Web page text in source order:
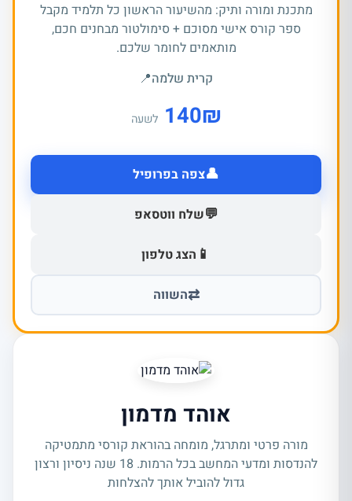
מתכנת ומורה ותיק: מהשיעור הראשון כל תלמיד מקבל
ספר קורס אישי מסוכם + סימולטור מבחנים חכם,
מותאמים לחומר שלכם.
קרית שלמה📍
₪
140 לשעה
👤צפה בפרופיל
💬שלח ווטסאפ
📱 הצג טלפון
⇄השווה
אוהד מדמון
מורה פרטי ומתרגל, מומחה בהוראת קורסי מתמטיקה
להנדסות ומדעי המחשב בכל הרמות. 18 שנה ניסיון ורצון
גדול להוביל אותך להצלחות